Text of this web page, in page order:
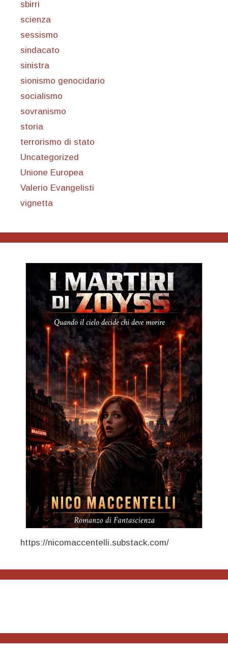
sbirri
scienza
sessismo
sindacato
sinistra
sionismo genocidario
socialismo
sovranismo
storia
terrorismo di stato
Uncategorized
Unione Europea
Valerio Evangelisti
vignetta
https://nicomaccentelli.substack.com/